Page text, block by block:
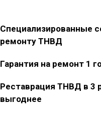
Специализированные
ремонту ТНВД
Гарантия на ремонт 1
Реставрация ТНВД в 3
выгоднее